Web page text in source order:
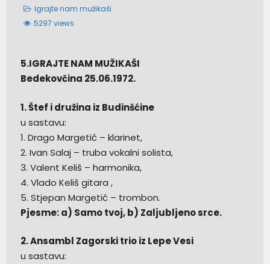
Igrajte nam mužikaši
5297 views
5.IGRAJTE NAM MUŽIKAŠI
Bedekovčina 25.06.1972.
1. Štef i družina iz Budinšćine
u sastavu:
1. Drago Margetić – klarinet,
2. Ivan Salaj – truba vokalni solista,
3. Valent Keliš – harmonika,
4. Vlado Keliš gitara ,
5. Stjepan Margetić – trombon.
Pjesme: a) Samo tvoj, b) Zaljubljeno srce.
2. Ansambl Zagorski trio iz Lepe Vesi
u sastavu: